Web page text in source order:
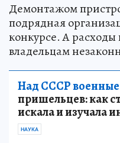
Демонтажом
подрядная
конкурсе. А расходы
владельцам
Над СССР военные
пришельцев: как
искала и изучала
НАУКА